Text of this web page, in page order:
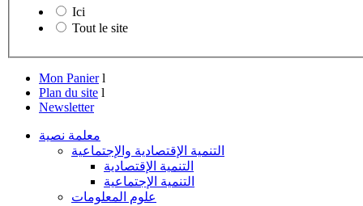
Ici
Tout le site
Mon Panier l
Plan du site l
Newsletter
معلمة نصية
التنمية الإقتصادية والإجتماعية
التنمية الإقتصادية
التنمية الإجتماعية
علوم المعلومات